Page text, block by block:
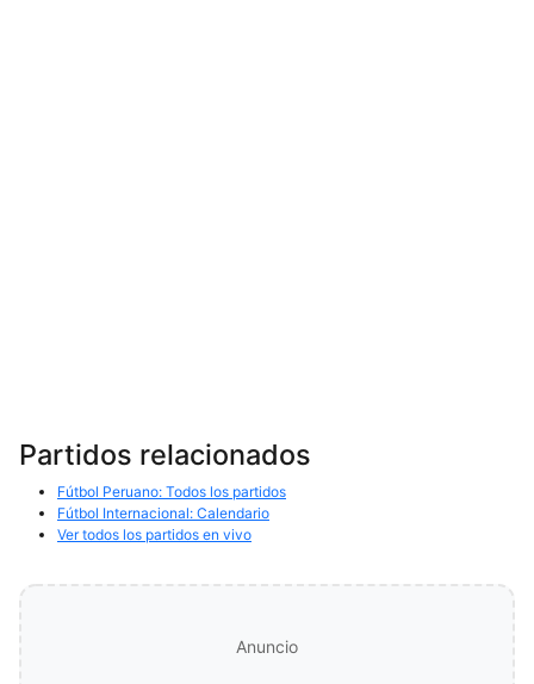
Partidos relacionados
Fútbol Peruano: Todos los partidos
Fútbol Internacional: Calendario
Ver todos los partidos en vivo
Anuncio